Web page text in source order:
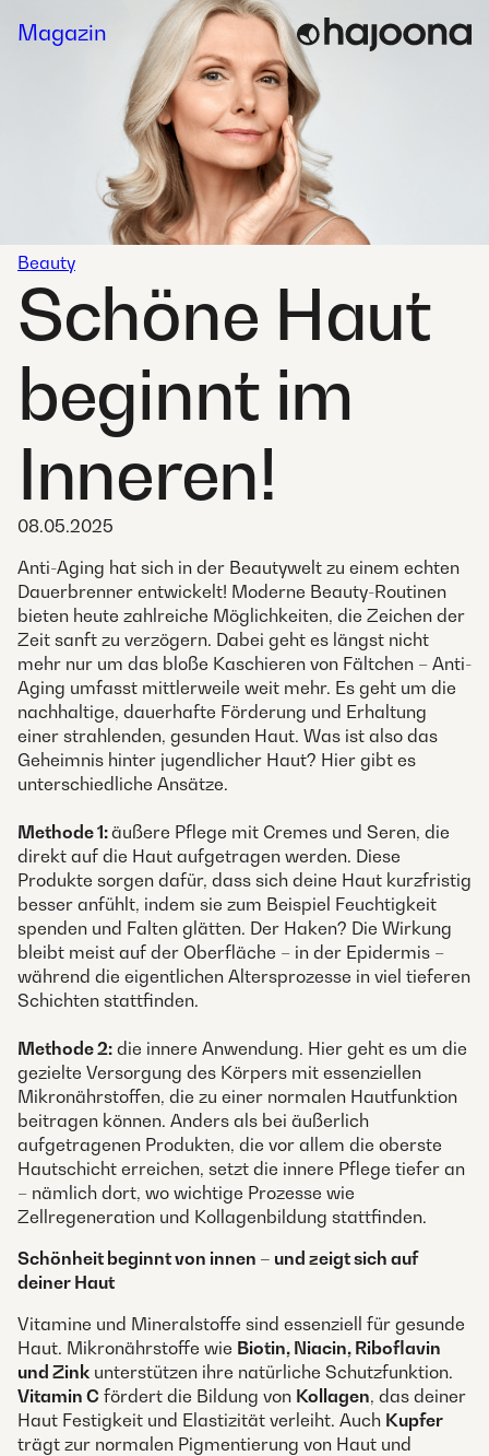
Magazin
Beauty
Schöne Haut
beginnt im
Inneren!
08.05.2025
Anti-Aging hat sich in der Beautywelt zu einem echten
Dauerbrenner entwickelt! Moderne Beauty-Routinen
bieten heute zahlreiche Möglichkeiten, die Zeichen der
Zeit sanft zu verzögern. Dabei geht es längst nicht
mehr nur um das bloße Kaschieren von Fältchen – Anti-
Aging umfasst mittlerweile weit mehr. Es geht um die
nachhaltige, dauerhafte Förderung und Erhaltung
einer strahlenden, gesunden Haut. Was ist also das
Geheimnis hinter jugendlicher Haut? Hier gibt es
unterschiedliche Ansätze.
Methode 1:äußere Pflege mit Cremes und Seren, die
direkt auf die Haut aufgetragen werden. Diese
Produkte sorgen dafür, dass sich deine Haut kurzfristig
besser anfühlt, indem sie zum Beispiel Feuchtigkeit
spenden und Falten glätten. Der Haken? Die Wirkung
bleibt meist auf der Oberfläche – in der Epidermis –
während die eigentlichen Altersprozesse in viel tieferen
Schichten stattfinden.
Methode 2: die innere Anwendung. Hier geht es um die
gezielte Versorgung des Körpers mit essenziellen
Mikronährstoffen, die zu einer normalen Hautfunktion
beitragen können. Anders als bei äußerlich
aufgetragenen Produkten, die vor allem die oberste
Hautschicht erreichen, setzt die innere Pflege tiefer an
– nämlich dort, wo wichtige Prozesse wie
Zellregeneration und Kollagenbildung stattfinden.
Schönheit beginnt von innen – und zeigt sich auf
deiner Haut
Vitamine und Mineralstoffe sind essenziell für gesunde
Haut. Mikronährstoffe wie Biotin, Niacin, Riboflavin
und Zink unterstützen ihre natürliche Schutzfunktion.
Vitamin C fördert die Bildung von Kollagen, das deiner
Haut Festigkeit und Elastizität verleiht. Auch Kupfer
trägt zur normalen Pigmentierung von Haut und